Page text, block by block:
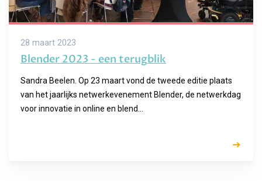
28 maart 2023
Blender 2023 - een terugblik
Sandra Beelen. Op 23 maart vond de tweede editie plaats
van het jaarlijks netwerkevenement Blender, de netwerkdag
voor innovatie in online en blend...